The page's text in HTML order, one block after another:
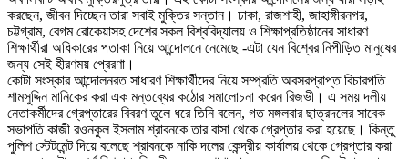
করছেন, জীবন দিচ্ছেন তারা সবাই মুক্তির সন্তান। ঢাকা, রাজশাহী, জাহাঙ্গীরনগর,
চট্টগ্রাম, বেগম রোকেয়াসহ দেশের সকল বিশ্ববিদ্যালয় ও শিক্ষাপ্রতিষ্ঠানের সাধারণ
শিক্ষার্থীরা অধিকারের পতাকা নিয়ে আন্দোলনে নেমেছে -এটা যেন বিশ্বের নিপীড়িত মানুষের
জন্য সেই হীরণময় প্রেরণা।
কোটা সংস্কার আন্দোলনরত সাধারণ শিক্ষার্থীদের নিয়ে সম্প্রতি অবসরপ্রাপ্ত বিচারপতি
শামসুদ্দিন মানিকের করা এক মন্তব্যের কঠোর সমালোচনা করেন রিজভী। এ সময় দলীয়
নেতাকর্মীদের গ্রেপ্তারের বিবরণ তুলে ধরে তিনি বলেন, গত মঙ্গলবার ছাত্রদলের সাবেক
সভাপতি কাজী রওনকুল ইসলাম শ্রাবনকে তার বাসা থেকে গ্রেপ্তার করা হয়েছে। কিন্তু
পুলিশ স্টেটমেন্ট দিয়ে বলেছে শ্রাবনকে নাকি দলের কেন্দ্রীয় কার্যালয় থেকে গ্রেপ্তার করা